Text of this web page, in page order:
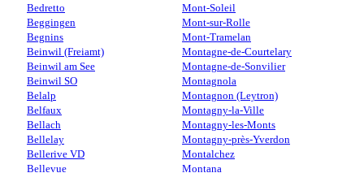
Bedretto
Beggingen
Begnins
Beinwil (Freiamt)
Beinwil am See
Beinwil SO
Belalp
Belfaux
Bellach
Bellelay
Bellerive VD
Bellevue
Mont-Soleil
Mont-sur-Rolle
Mont-Tramelan
Montagne-de-Courtelary
Montagne-de-Sonvilier
Montagnola
Montagnon (Leytron)
Montagny-la-Ville
Montagny-les-Monts
Montagny-près-Yverdon
Montalchez
Montana